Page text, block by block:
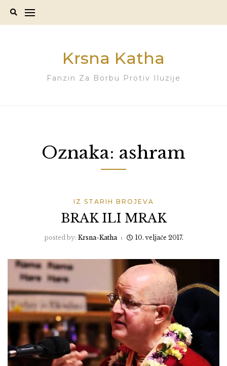
Krsna Katha
Fanzin Za Borbu Protiv Iluzije
Oznaka: ashram
IZ STARIH BROJEVA
BRAK ILI MRAK
posted by: Krsna-Katha 10. veljače 2017.